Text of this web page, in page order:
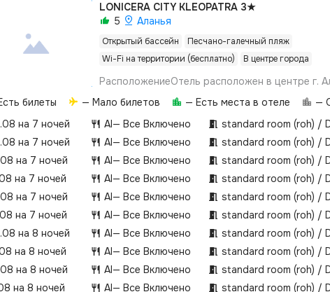
LONICERA CITY KLEOPATRA 3★
5
Аланья
Открытый бассейн
Песчано-галечный пляж
Wi-Fi на территории (бесплатно)
В центре города
РасположениеОтель расположен в центре г.
поблизости: Micador Hotel.Об отелеОбщая
м².Включает в себя три 5-этажных здания с
году в отеле обновлено: общие зоны,
гостей с ограниченными физическими
доступны специальные условия и услуги, их
стоимость уточняйте перед
бронированием.ПляжОбщественный песчано-
Клеопатра – 2-я линия, в 200 м от отеля.Заход
песчано-галечный.Пляжные полотенца:
зонтики, павильоны на пляже:
открытый бассейн: 120 м², пресная вода, 140-
подогреваоткрытый бассейн: 110 м², пресная
см, без подогреваресторан –
барлобби-барВажно депозит не
билеты — Мало билетов — Есть места в отеле
—
на 7 ночей
AI— Все Включено standard room (roh) /
на 7 ночей
AI— Все Включено standard room (roh) /
на 7 ночей
AI— Все Включено standard room (roh) /
на 7 ночей
AI— Все Включено standard room (roh) /
на 7 ночей
AI— Все Включено standard room (roh) /
на 7 ночей
AI— Все Включено standard room (roh) /
на 8 ночей
AI— Все Включено standard room (roh) /
на 8 ночей
AI— Все Включено standard room (roh) /
на 8 ночей
AI— Все Включено standard room (roh) /
на 8 ночей
AI— Все Включено standard room (roh) /